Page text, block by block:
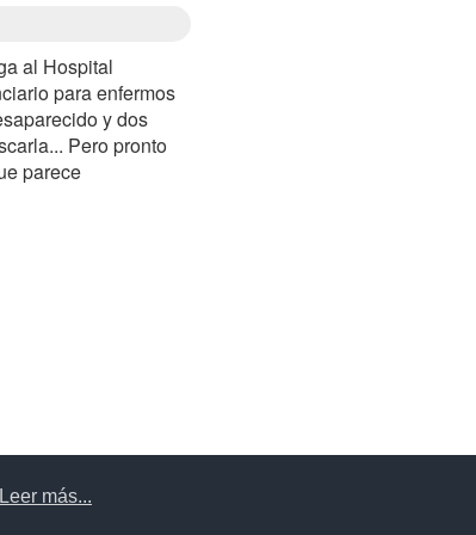
Leer más...
al Hospital
para enfermos
y dos
Pero pronto
parece
Aviso legal